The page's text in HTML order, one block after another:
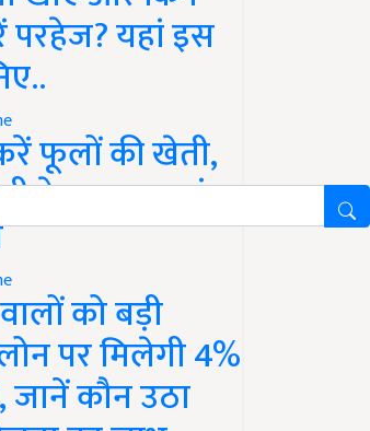
यहां इस
फूलों की खेती,
के साथ कमाएं
को बड़ी
पर मिलेगी 4%
जानें कौन उठा